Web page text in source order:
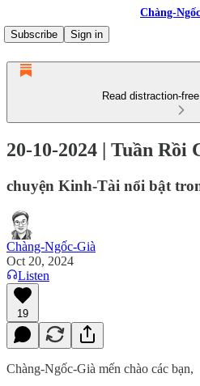
Chàng-
Subscribe
Sign in
Read distraction-
20-10-2024 | Tuần Rồi
chuyện Kinh-Tài nổi bật
Chàng-Ngốc-Già
Oct 20, 2024
Listen
19
Chàng-Ngốc-Già mến chào các bạn,